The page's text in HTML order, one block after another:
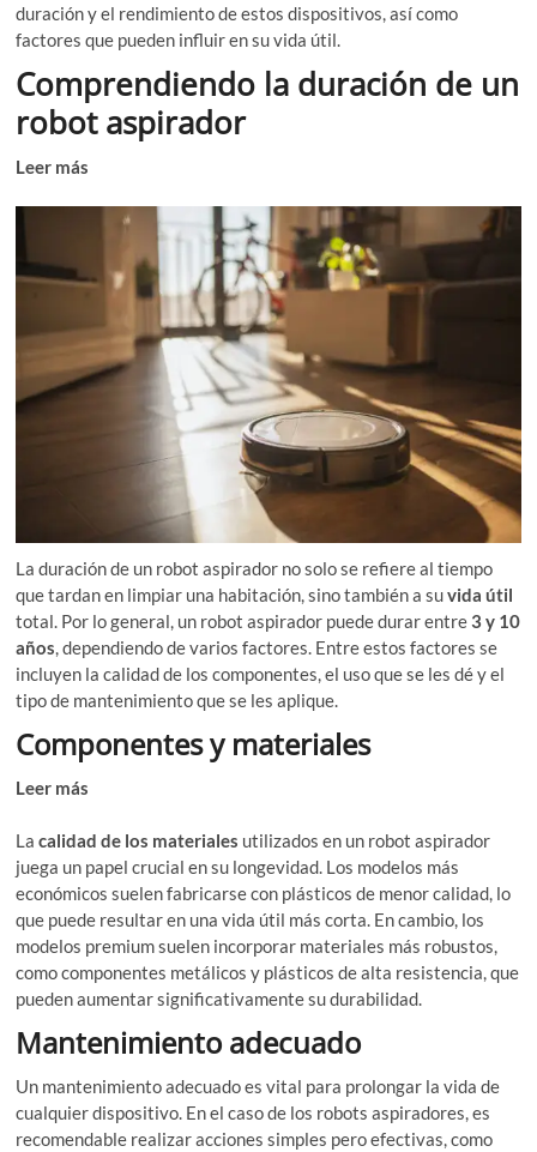
duración y el rendimiento de estos dispositivos, así como
factores que pueden influir en su vida útil.
Comprendiendo la duración de un
robot aspirador
Leer más
La duración de un robot aspirador no solo se refiere al tiempo
que tardan en limpiar una habitación, sino también a suvida útil
total. Por lo general, un robot aspirador puede durar entre3 y 10
años, dependiendo de varios factores. Entre estos factores se
incluyen la calidad de los componentes, el uso que se les dé y el
tipo de mantenimiento que se les aplique.
Componentes y materiales
Leer más
Lacalidad de los materiales utilizados en un robot aspirador
juega un papel crucial en su longevidad. Los modelos más
económicos suelen fabricarse con plásticos de menor calidad, lo
que puede resultar en una vida útil más corta. En cambio, los
modelos premium suelen incorporar materiales más robustos,
como componentes metálicos y plásticos de alta resistencia, que
pueden aumentar significativamente su durabilidad.
Mantenimiento adecuado
Un mantenimiento adecuado es vital para prolongar la vida de
cualquier dispositivo. En el caso de los robots aspiradores, es
recomendable realizar acciones simples pero efectivas, como